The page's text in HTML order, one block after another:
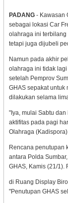
PADANG- Kawasan
sebagai lokasi Car
olahraga ini
tetapi juga dijubeli
Namun pada akhir
olahraga ini tidak
setelah Pemprov
GHAS sepakat
dilakukan selama
"Iya, mulai Sabtu
aktifitas pada pagi
Olahraga
Rencana penutupan
antara Polda
GHAS, Kamis (21/1).
di Ruang Display
"Penutupan GHAS